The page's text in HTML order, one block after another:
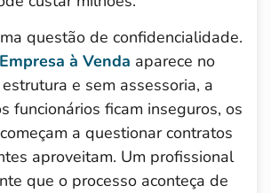
questão de confidencialidade.
Empresa à Venda aparece no
e sem assessoria, a
funcionários ficam inseguros, os
a questionar contratos
aproveitam. Um profissional
que o processo aconteça de